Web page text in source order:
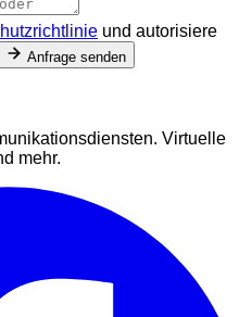
und autorisiere
Anfrage senden
Virtuelle
mehr.